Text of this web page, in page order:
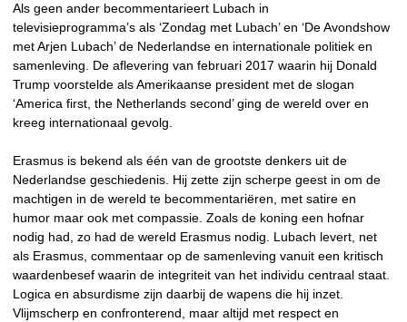
Als geen ander becommentarieert Lubach in
televisieprogramma’s als ‘Zondag met Lubach’ en ‘De Avondshow
met Arjen Lubach’ de Nederlandse en internationale politiek en
samenleving. De aflevering van februari 2017 waarin hij Donald
Trump voorstelde als Amerikaanse president met de slogan
‘America first, the Netherlands second’ ging de wereld over en
kreeg internationaal gevolg.
Erasmus is bekend als één van de grootste denkers uit de
Nederlandse geschiedenis. Hij zette zijn scherpe geest in om de
machtigen in de wereld te becommentariëren, met satire en
humor maar ook met compassie. Zoals de koning een hofnar
nodig had, zo had de wereld Erasmus nodig. Lubach levert, net
als Erasmus, commentaar op de samenleving vanuit een kritisch
waardenbesef waarin de integriteit van het individu centraal staat.
Logica en absurdisme zijn daarbij de wapens die hij inzet.
Vlijmscherp en confronterend, maar altijd met respect en